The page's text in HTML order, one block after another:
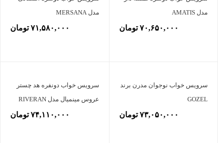
مدل AMATIS
۷۰,۶۵۰,۰۰۰ تومان
مدل MERSANA
۷۱,۵۸۰,۰۰۰ تومان
سرویس خواب نوجوان مدرن برند
GOZEL
۷۳,۰۵۰,۰۰۰ تومان
سرویس خواب دونفره هد چستر
عروس مینمیال مدل RIVERAN
۷۴,۱۱۰,۰۰۰ تومان